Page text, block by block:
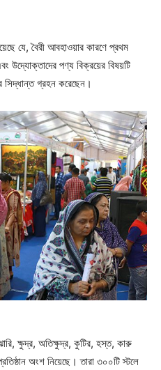
যে, বৈরী আবহাওয়ার কারণে প্রথম
উদ্যোক্তাদের পণ্য বিক্রয়ের বিষয়টি
সিদ্ধান্ত গ্রহন করেছেন।
ক্ষুদ্র, অতিক্ষুদ্র, কুটির, হস্ত, কারু
অংশ নিয়েছে। তারা ৩০০টি স্টলে